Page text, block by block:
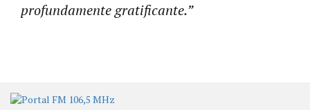
profundamente gratificante.”